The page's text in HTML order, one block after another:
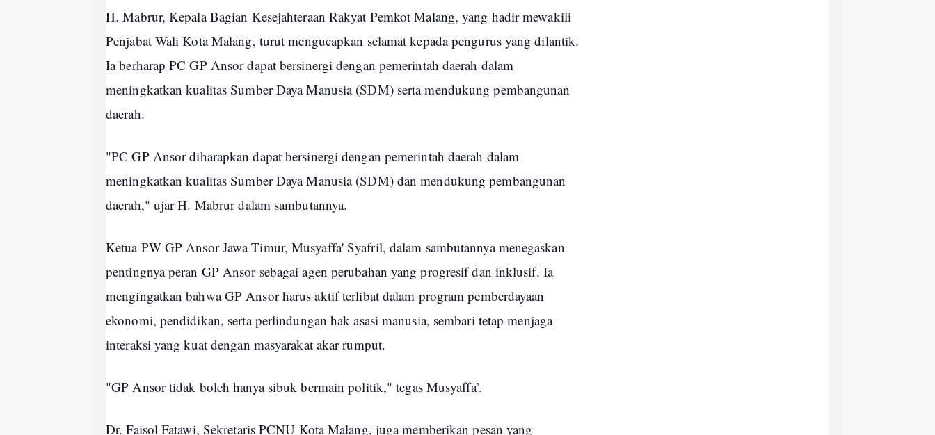
H. Mabrur, Kepala Bagian Kesejahteraan Rakyat Pemkot Malang, yang hadir mewakili
Penjabat Wali Kota Malang, turut mengucapkan selamat kepada pengurus yang dilantik.
Ia berharap PC GP Ansor dapat bersinergi dengan pemerintah daerah dalam
meningkatkan kualitas Sumber Daya Manusia (SDM) serta mendukung pembangunan
daerah.
"PC GP Ansor diharapkan dapat bersinergi dengan pemerintah daerah dalam
meningkatkan kualitas Sumber Daya Manusia (SDM) dan mendukung pembangunan
daerah," ujar H. Mabrur dalam sambutannya.
Ketua PW GP Ansor Jawa Timur, Musyaffa' Syafril, dalam sambutannya menegaskan
pentingnya peran GP Ansor sebagai agen perubahan yang progresif dan inklusif. Ia
mengingatkan bahwa GP Ansor harus aktif terlibat dalam program pemberdayaan
ekonomi, pendidikan, serta perlindungan hak asasi manusia, sembari tetap menjaga
interaksi yang kuat dengan masyarakat akar rumput.
"GP Ansor tidak boleh hanya sibuk bermain politik," tegas Musyaffa’.
Dr. Faisol Fatawi, Sekretaris PCNU Kota Malang, juga memberikan pesan yang